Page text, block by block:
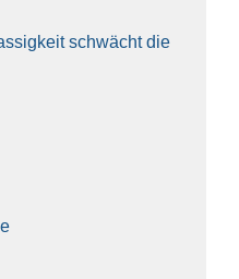
schwächt die